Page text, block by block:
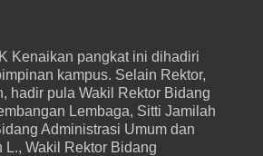
Kenaikan pangkat ini dihadiri
kampus. Selain Rektor,
hadir pula Wakil Rektor Bidang
Lembaga, Sitti Jamilah
Administrasi Umum dan
L., Wakil Rektor Bidang